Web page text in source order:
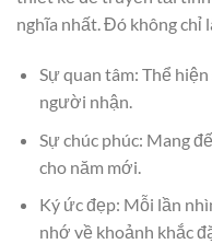
nghĩa nhất. Đó không chỉ
Sự quan tâm: Thể
người nhận.
Sự chúc phúc: Mang
cho năm mới.
Ký ức đẹp: Mỗi lần
nhớ về khoảnh khắc